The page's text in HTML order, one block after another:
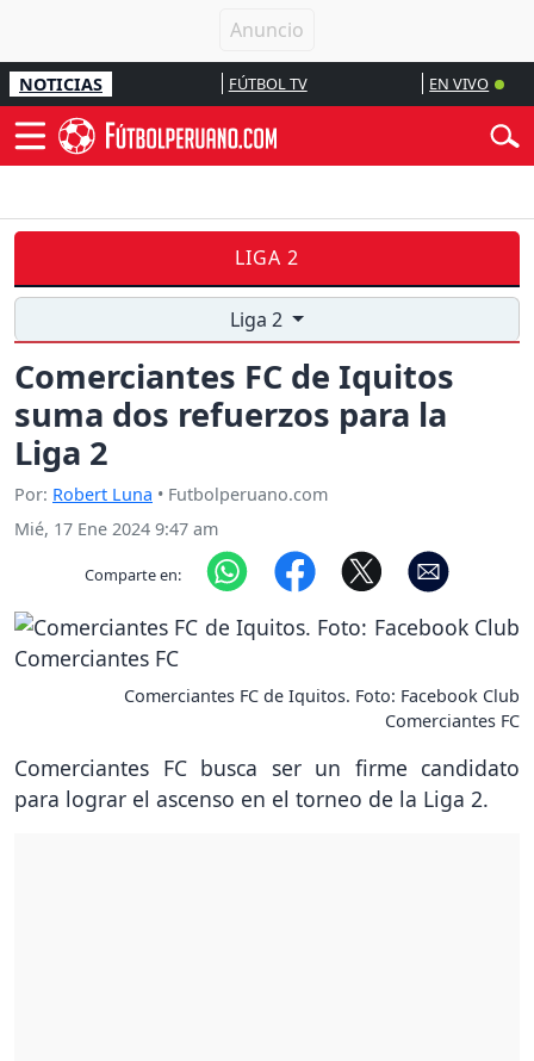
NOTICIAS FÚTBOL TV EN VIVO
LIGA 2
Liga 2
Comerciantes FC de Iquitos
suma dos refuerzos para la
Liga 2
Por: Robert Luna • Futbolperuano.com
Mié, 17 Ene 2024 9:47 am
Comparte en:
Comerciantes FC de Iquitos. Foto: Facebook Club
Comerciantes FC
Comerciantes FC busca ser un firme candidato
para lograr el ascenso en el torneo de la Liga 2.